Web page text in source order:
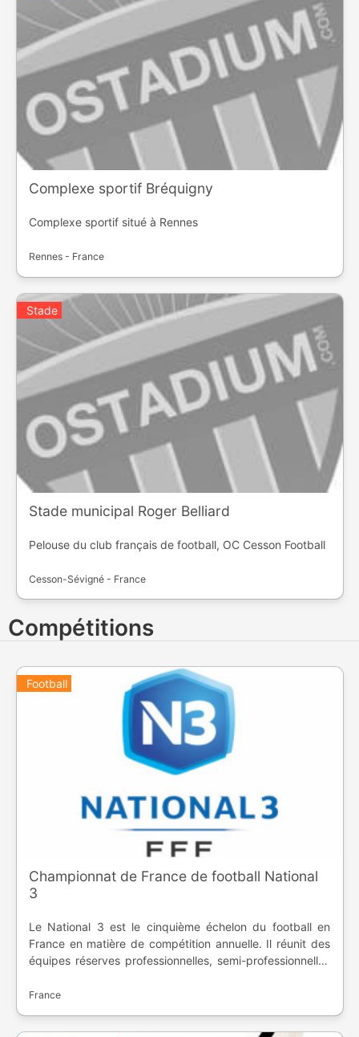
Complexe sportif Bréquigny
Complexe sportif situé à Rennes
Rennes - France
Stade
Stade municipal Roger Belliard
Pelouse du club français de football, OC Cesson Football
Cesson-Sévigné - France
Compétitions
Football
Championnat de France de football National
3
Le National 3 est le cinquième échelon du football en
France en matière de compétition annuelle. Il réunit des
équipes réserves professionnelles, semi-professionnelles
d'accéder à la National 2, ou de rétrograder en Régional
France